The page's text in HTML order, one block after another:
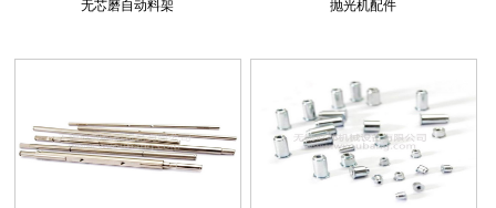
无芯磨自动料架 抛光机配件